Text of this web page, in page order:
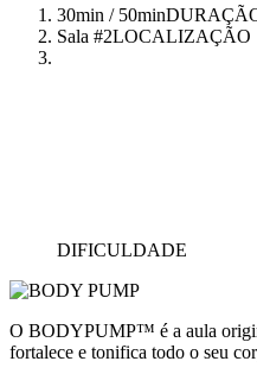
30min / 50min
Sala #2LOCALIZAÇÃO
DIFICULDADE
O BODYPUMP™ é a aula
fortalece e tonifica todo o seu